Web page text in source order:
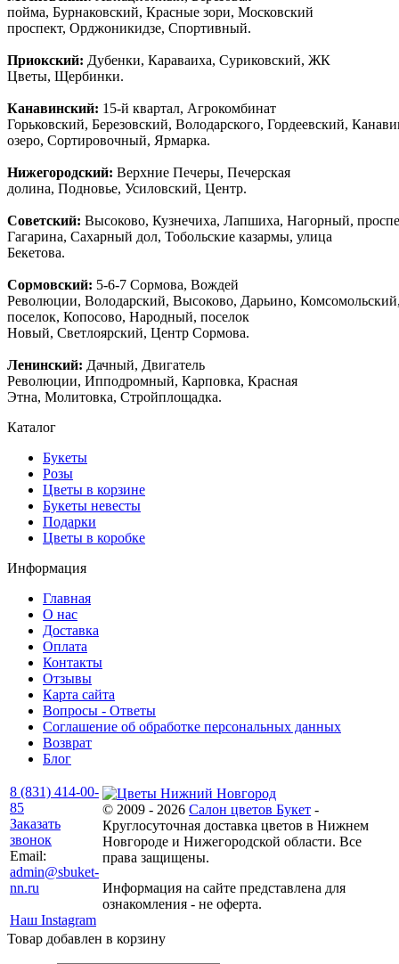
пойма, Бурнаковский, Красные зори, Московский
проспект, Орджоникидзе, Спортивный.
Приокский: Дубенки, Караваиха, Суриковский, ЖК
Цветы, Щербинки.
Канавинский: 15-й квартал, Агрокомбинат
Горьковский, Березовский, Володарского, Гордеевский,
озеро, Сортировочный, Ярмарка.
Нижегородский: Верхние Печеры, Печерская
долина, Подновье, Усиловский, Центр.
Советский: Высоково, Кузнечиха, Лапшиха, Нагорный,
Гагарина, Сахарный дол, Тобольские казармы, улица
Бекетова.
Сормовский: 5-6-7 Сормова, Вождей
Революции, Володарский, Высоково, Дарьино,
поселок, Копосово, Народный, поселок
Новый, Светлоярский, Центр Сормова.
Ленинский: Дачный, Двигатель
Революции, Ипподромный, Карповка, Красная
Этна, Молитовка, Стройплощадка.
Каталог
Букеты
Розы
Цветы в корзине
Букеты невесты
Подарки
Цветы в коробке
Информация
Главная
О нас
Доставка
Оплата
Контакты
Отзывы
Карта сайта
Вопросы - Ответы
Соглашение об обработке персональных данных
Возврат
Блог
8 (831) 414-00-
85
Заказать
звонок
Email:
admin@sbuket-
nn.ru
Наш Instagram
© 2009 - 2026 Салон цветов Букет -
Круглосуточная доставка цветов в Нижнем
Новгороде и Нижегородской области. Все
права защищены.
Информация на сайте представлена для
ознакомления - не оферта.
Товар добавлен в корзину